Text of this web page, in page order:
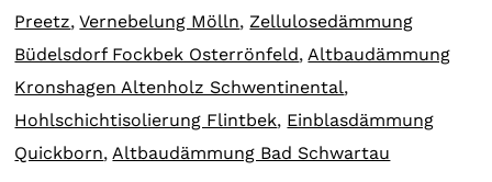
Preetz,Vernebelung Mölln, Zellulosedämmung
Büdelsdorf Fockbek Osterrönfeld, Altbaudämmung
Kronshagen Altenholz Schwentinental,
Hohlschichtisolierung Flintbek, Einblasdämmung
Quickborn, Altbaudämmung Bad Schwartau